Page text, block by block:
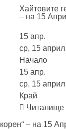
Хайтовите
– на 15
15 апр.
ср, 15
Начало
15 апр.
ср, 15
Край
– на 15